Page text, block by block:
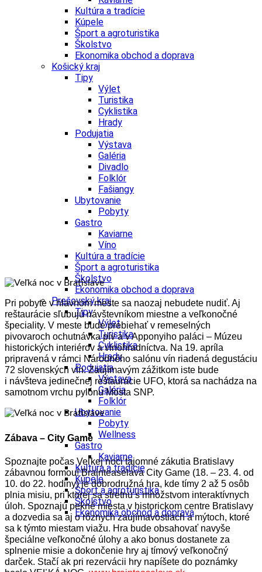
Kultúra a tradície
Kúpele
Šport a agroturistika
Školstvo
Ekonomika obchod a doprava
Košický kraj
Tipy
Výlet
Turistika
Cyklistika
Hrady
Podujatia
Výstava
Galéria
Divadlo
Folklór
Fašiangy
Ubytovanie
Pobyty
Gastro
Kaviarne
Víno
Kultúra a tradície
Šport a agroturistika
Školstvo
Ekonomika obchod a doprava
Prešovský kraj
Tipy
Výlet
Turistika
Cyklistika
Hrady
Podujatia
Výstava
Galéria
Folklór
Ubytovanie
Pobyty
Wellness
Gastro
Kaviarne
Kultúra a tradície
Kúpele
Šport a agroturistika
Školstvo
Ekonomika obchod a doprava
Pri pobyte v hlavnom meste sa naozaj nebudete nudiť. Aj
reštaurácie sľubujú návštevníkom miestne a veľkonočné
špeciality. V meste bude prebiehať v remeselných
pivovaroch ochutnávka pív a v Apponyiho paláci – Múzeu
historických interiérov a vinohradníctva. Na 19. apríla
pripravená v rámci Národného salónu vín riadená degustáciu
72 slovenských vín. Zaujímavým zážitkom iste bude
i návšteva jedinečnej reštaurácie UFO, ktorá sa nachádza na
samotnom vrchu pylónu Mosta SNP.
Zábava – City Game
Spoznajte počas Veľkej noci tajomné zákutia Bratislavy
zábavnou formou! Brainteaselava City Game (18. – 23. 4. od
10. do 22. hodiny) je dobrodružná hra, kde tímy 2 až 5 osôb
plnia misiu, pri ktorej sa stretnú s množstvom interaktívnych
úloh. Spoznajú pekné miesta v historickom centre Bratislavy
a dozvedia sa aj o rôznych zaujímavostiach a mýtoch, ktoré
sa k týmto miestam viažu. Hra bude obsahovať navyše
špeciálne veľkonočné úlohy a ako bonus dostanete za
splnenie misie a dokončenie hry aj tímový veľkonočný
darček. Stačí ak pri rezervácii hry napíšete do poznámky